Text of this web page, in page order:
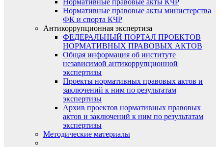
Нормативные правовые акты КЧР
Нормативные правовые акты министерства
ФК и спорта КЧР
Антикоррупционная экспертиза
ФЕДЕРАЛЬНЫЙ ПОРТАЛ ПРОЕКТОВ
НОРМАТИВНЫХ ПРАВОВЫХ АКТОВ
Общая информация об институте
независимой антикоррупционной
экспертизы
Проекты нормативных правовых актов и
заключений к ним по результатам
экспертизы
Архив проектов нормативных правовых
актов и заключений к ним по результатам
экспертизы
Методические материалы